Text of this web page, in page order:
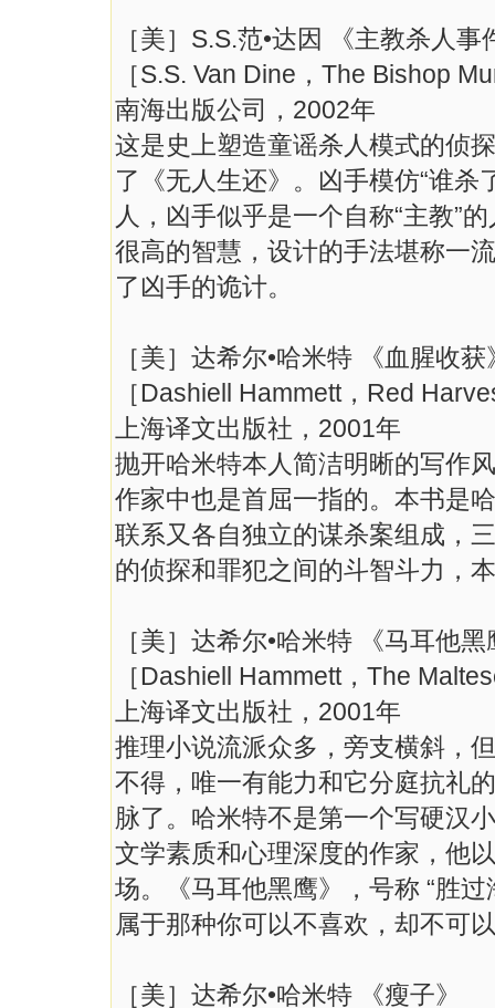
［美］S.S.范•达因 《主教杀人事
［S.S. Van Dine，The Bishop
南海出版公司，2002年
这是史上塑造童谣杀人模式的侦
了《无人生还》。凶手模仿“谁杀
人，凶手似乎是一个自称“主教”
很高的智慧，设计的手法堪称一
了凶手的诡计。
［美］达希尔•哈米特 《血腥收获
［Dashiell Hammett，Red
上海译文出版社，2001年
抛开哈米特本人简洁明晰的写作
作家中也是首屈一指的。本书是
联系又各自独立的谋杀案组成，
的侦探和罪犯之间的斗智斗力，
［美］达希尔•哈米特 《马耳他黑
［Dashiell Hammett，The
上海译文出版社，2001年
推理小说流派众多，旁支横斜，
不得，唯一有能力和它分庭抗礼
脉了。哈米特不是第一个写硬汉
文学素质和心理深度的作家，他
场。《马耳他黑鹰》，号称 “胜
属于那种你可以不喜欢，却不可
［美］达希尔•哈米特 《瘦子》